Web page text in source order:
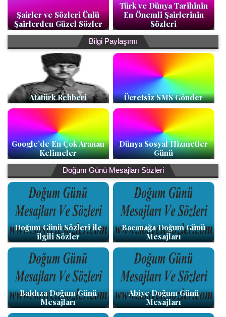
Şairler ve Sözleri Ünlü
Şairlerden Güzel Sözler
Türk ve Dünya Tarihinin
En Önemli Şairlerinin
Sözleri
Bilgi Paylaşımı
Atatürk Rehberi Ücretsiz SMS Gönder
Google’de En Çok Aranan
Kelimeler
Dünya Sosyal Hizmetler
Günü
Doğum Günü Mesajları Sözleri
Doğum Günü Sözleri ile
ilgili Sözler
Bacanağa Doğum Günü
Mesajları
Baldıza Doğum Günü
Mesajları
Abiye Doğum Günü
Mesajları